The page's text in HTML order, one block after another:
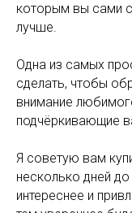
которым вы сами
лучше.
Одна из самых
сделать, чтобы
внимание
подчёркивающие
Я советую вам
несколько дней
интереснее и